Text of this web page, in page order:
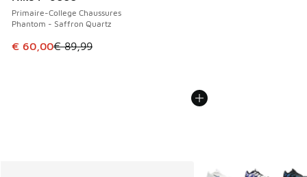
Primaire-College Chaussures
Phantom - Saffron Quartz
Cet article est en promotion. Prix en baisse de € 89,99 à
€ 60,00€ 89,99
Plus de couleurs